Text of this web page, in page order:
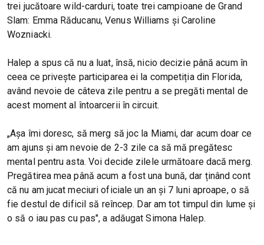
trei jucătoare wild-carduri, toate trei campioane de Grand
Slam: Emma Răducanu, Venus Williams și Caroline
Wozniacki.
Halep a spus că nu a luat, însă, nicio decizie până acum în
ceea ce privește participarea ei la competiția din Florida,
având nevoie de câteva zile pentru a se pregăti mental de
acest moment al întoarcerii în circuit.
„Așa îmi doresc, să merg să joc la Miami, dar acum doar ce
am ajuns și am nevoie de 2-3 zile ca să mă pregătesc
mental pentru asta. Voi decide zilele următoare dacă merg.
Pregătirea mea până acum a fost una bună, dar ținând cont
că nu am jucat meciuri oficiale un an și 7 luni aproape, o să
fie destul de dificil să reîncep. Dar am tot timpul din lume și
o să o iau pas cu pas", a adăugat Simona Halep.